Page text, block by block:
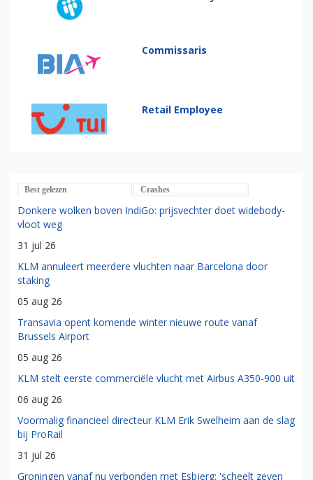
Commissaris
Retail Employee
Best gelezen Crashes
Donkere wolken boven IndiGo: prijsvechter doet widebody-
vloot weg
31 jul 26
KLM annuleert meerdere vluchten naar Barcelona door
staking
05 aug 26
Transavia opent komende winter nieuwe route vanaf
Brussels Airport
05 aug 26
KLM stelt eerste commerciële vlucht met Airbus A350-900 uit
06 aug 26
Voormalig financieel directeur KLM Erik Swelheim aan de slag
bij ProRail
31 jul 26
Groningen vanaf nu verbonden met Esbjerg: 'scheelt zeven